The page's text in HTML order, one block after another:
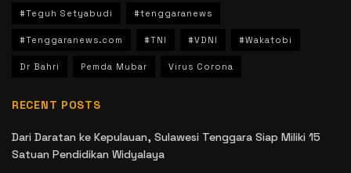
#Teguh Setyabudi #tenggaranews
#Tenggaranews.com #TNI #VDNI #Wakatobi
Dr Bahri Pemda Mubar Virus Corona
RECENT POSTS
Dari Daratan ke Kepulauan, Sulawesi Tenggara Siap Miliki 15
Satuan Pendidikan Widyalaya